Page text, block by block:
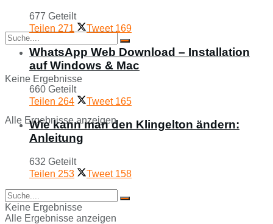
Keine Ergebnisse
Alle Ergebnisse anzeigen
677 Geteilt
Teilen 271 Tweet 169
WhatsApp Web Download – Installation
auf Windows & Mac
660 Geteilt
Teilen 264 Tweet 165
Wie kann man den Klingelton ändern:
Anleitung
632 Geteilt
Teilen 253 Tweet 158
Keine Ergebnisse
Alle Ergebnisse anzeigen